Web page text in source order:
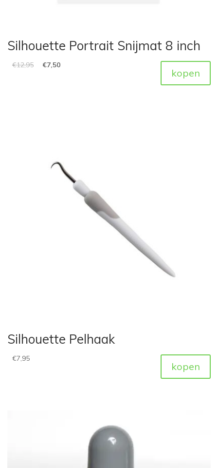
Silhouette Portrait Snijmat 8 inch
€12,95 €7,50
kopen
Silhouette Pelhaak
€7,95
kopen